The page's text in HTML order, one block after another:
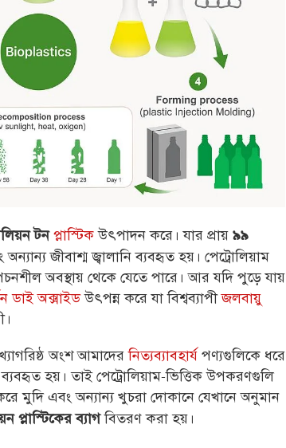
টন প্লাস্টিকউৎপাদন করে। যার প্রায় ৯৯
জীবাশ্ম জ্বালানি ব্যবহৃত হয়। পেট্রোলিয়াম
অবস্থায় থেকে যেতে পারে।আর যদি পুড়ে যায়
ডাই অক্সাইডউৎপন্ন করে যা বিশ্বব্যাপীজলবায়ু
অংশ আমাদেরনিত্যব্যাবহার্য পণ্যগুলিকে ধরে
হয়। তাই পেট্রোলিয়াম-ভিত্তিক উপকরণগুলি
মুদি এবং অন্যান্য খুচরা দোকানে যেখানে অনুমান
প্লাস্টিকের ব্যাগবিতরণ করা হয়।